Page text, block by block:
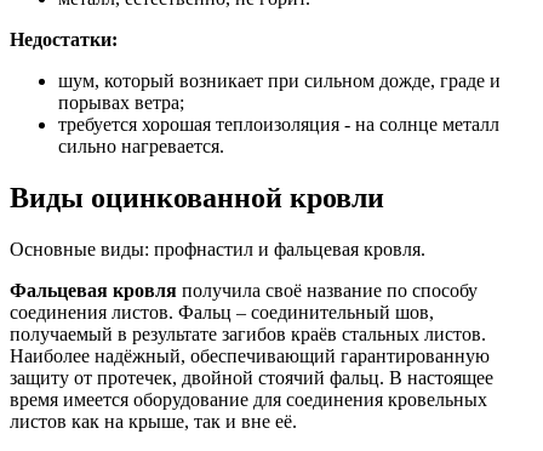
Недостатки:
шум, который возникает при сильном дожде, граде и
порывах ветра;
требуется хорошая теплоизоляция - на солнце металл
сильно нагревается.
Виды оцинкованной кровли
Основные виды: профнастил и фальцевая кровля.
Фальцевая кровля получила своё название по способу
соединения листов. Фальц – соединительный шов,
получаемый в результате загибов краёв стальных листов.
Наиболее надёжный, обеспечивающий гарантированную
защиту от протечек, двойной стоячий фальц. В настоящее
время имеется оборудование для соединения кровельных
листов как на крыше, так и вне её.